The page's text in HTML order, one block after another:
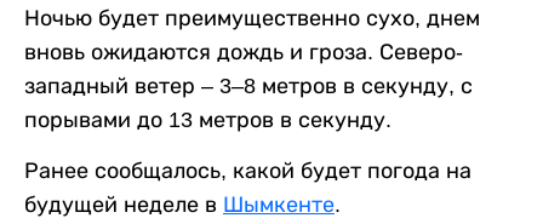
Ночью будет преимущественно сухо, днем
вновь ожидаются дождь и гроза. Северо-
западный ветер – 3–8 метров в секунду, с
порывами до 13 метров в секунду.
Ранее сообщалось, какой будет погода на
будущей неделе в Шымкенте.